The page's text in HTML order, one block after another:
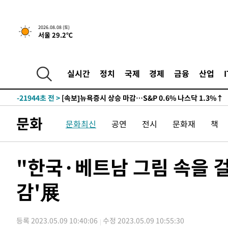
2026.08.08 (토)
서울 29.2℃
실시간 정치 국제 경제 금융 산업
-21944초 전 >
-28818초 전 > '최고 37도' 폭염 지속…강원동해안 최대 150㎜ 비
-28818초 전 >
'최고 37도' 폭염 지속…강원동해안 최대 150㎜ 비
-21944초 전 >[속보]뉴욕증시 상승 마감…S&P 0.6% 나스닥 1.3%↑
문화 문화최신 공연 전시 문화재 책
"한국·베트남 그림 속을
감'展
등록 2023.05.09 10:40:06 수정 2023.05.09 10:55:30